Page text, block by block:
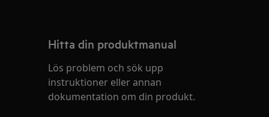
Hitta din produktmanual
Lös problem och sök upp
instruktioner eller annan
dokumentation om din produkt.